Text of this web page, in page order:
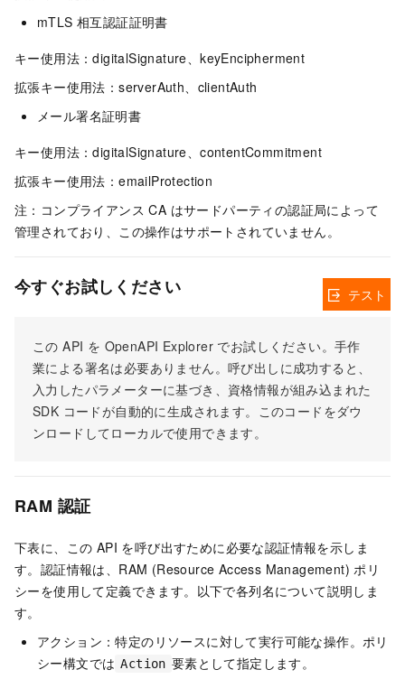
mTLS 相互認証証明書
キー使用法：digitalSignature、keyEncipherment
拡張キー使用法：serverAuth、clientAuth
メール署名証明書
キー使用法：digitalSignature、contentCommitment
拡張キー使用法：emailProtection
注：コンプライアンス CA はサードパーティの認証局によって
管理されており、この操作はサポートされていません。
今すぐお試しください
この API を OpenAPI Explorer でお試しください。手作
業による署名は必要ありません。呼び出しに成功すると、
入力したパラメーターに基づき、資格情報が組み込まれた
SDK コードが自動的に生成されます。このコードをダウ
ンロードしてローカルで使用できます。
テスト
RAM 認証
下表に、この API を呼び出すために必要な認証情報を示しま
す。認証情報は、RAM (Resource Access Management) ポリ
シーを使用して定義できます。以下で各列名について説明しま
す。
アクション：特定のリソースに対して実行可能な操作。ポリ
シー構文では Action 要素として指定します。